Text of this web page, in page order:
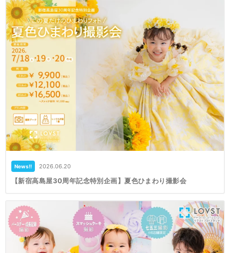
News!! 2026.06.20
【新宿高島屋30周年記念特別企画】夏色ひまわり撮影会